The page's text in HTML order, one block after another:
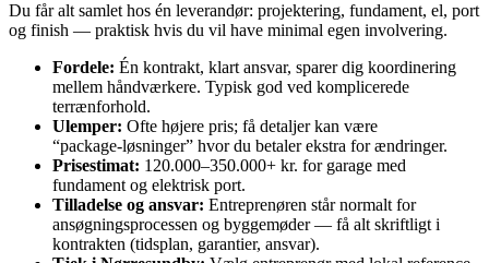
Du får alt samlet hos én leverandør: projektering, fundament, el, port
og finish — praktisk hvis du vil have minimal egen involvering.
Fordele: Én kontrakt, klart ansvar, sparer dig koordinering
mellem håndværkere. Typisk god ved komplicerede
terrænforhold.
Ulemper: Ofte højere pris; få detaljer kan være
“package‑løsninger” hvor du betaler ekstra for ændringer.
Prisestimat: 120.000–350.000+ kr. for garage med
fundament og elektrisk port.
Tilladelse og ansvar: Entreprenøren står normalt for
ansøgningsprocessen og byggemøder — få alt skriftligt i
kontrakten (tidsplan, garantier, ansvar).